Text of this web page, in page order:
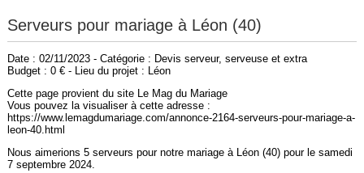
Serveurs pour mariage à Léon (40)
Date : 02/11/2023 - Catégorie : Devis serveur, serveuse et extra
Budget : 0 € - Lieu du projet : Léon
Cette page provient du site Le Mag du Mariage
Vous pouvez la visualiser à cette adresse :
https://www.lemagdumariage.com/annonce-2164-serveurs-pour-mariage-a-
leon-40.html
Nous aimerions 5 serveurs pour notre mariage à Léon (40) pour le samedi
7 septembre 2024.